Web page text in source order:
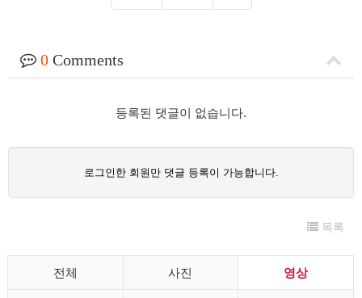
0 Comments
등록된 댓글이 없습니다.
로그인한 회원만 댓글 등록이 가능합니다.
목록
전체 사진 영상